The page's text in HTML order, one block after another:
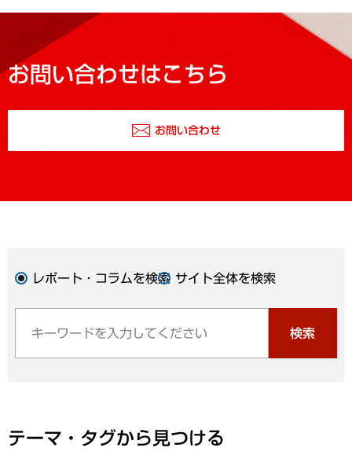
お問い合わせはこちら
お問い合わせ
レポート・コラムを検索 サイト全体を検索
検索
テーマ・タグから見つける